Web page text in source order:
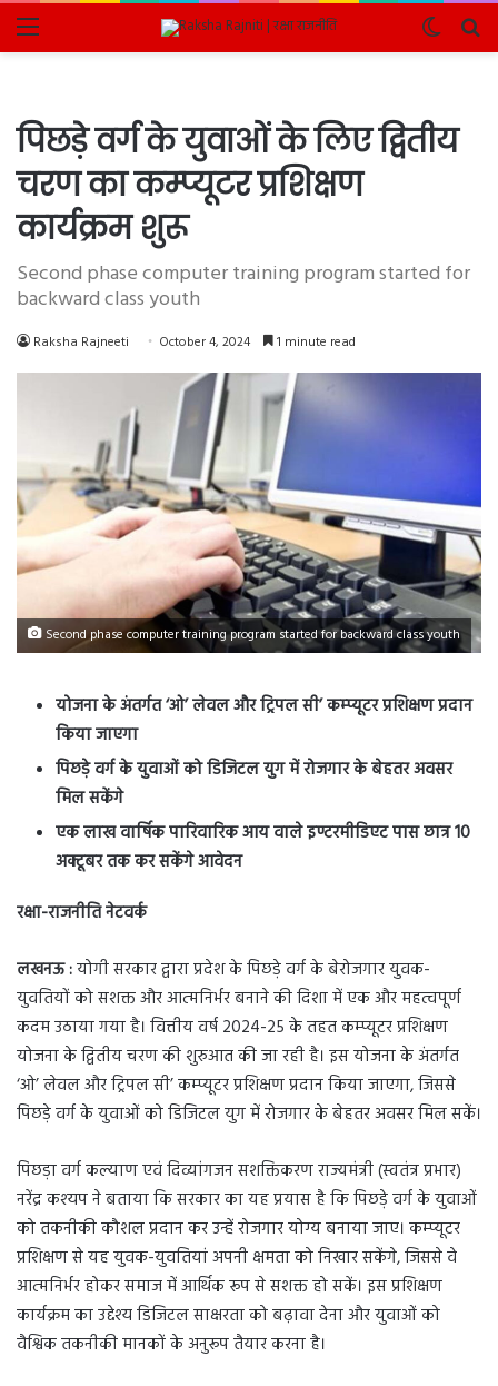
Menu
Switch
skin
पिछड़े वर्ग के युवाओं के लिए द्वितीय
चरण का कम्प्यूटर प्रशिक्षण
कार्यक्रम शुरू
Second phase computer training program started for
backward class youth
Raksha Rajneeti October 4, 2024 1 minute read
Second phase computer training program started for backward class youth
योजना के अंतर्गत ‘ओ’ लेवल और ट्रिपल सी’ कम्प्यूटर प्रशिक्षण प्रदान
किया जाएगा
पिछड़े वर्ग के युवाओं को डिजिटल युग में रोजगार के बेहतर अवसर
मिल सकेंगे
एक लाख वार्षिक पारिवारिक आय वाले इण्टरमीडिएट पास छात्र 10
अक्टूबर तक कर सकेंगे आवेदन
रक्षा-राजनीति नेटवर्क
लखनऊ :योगी सरकार द्वारा प्रदेश के पिछड़े वर्ग के बेरोजगार युवक-
युवतियों को सशक्त और आत्मनिर्भर बनाने की दिशा में एक और महत्वपूर्ण
कदम उठाया गया है। वित्तीय वर्ष 2024-25 के तहत कम्प्यूटर प्रशिक्षण
योजना के द्वितीय चरण की शुरुआत की जा रही है। इस योजना के अंतर्गत
‘ओ’ लेवल और ट्रिपल सी’ कम्प्यूटर प्रशिक्षण प्रदान किया जाएगा, जिससे
पिछड़े वर्ग के युवाओं को डिजिटल युग में रोजगार के बेहतर अवसर मिल सकें।
पिछड़ा वर्ग कल्याण एवं दिव्यांगजन सशक्तिकरण राज्यमंत्री (स्वतंत्र प्रभार)
नरेंद्र कश्यप ने बताया कि सरकार का यह प्रयास है कि पिछड़े वर्ग के युवाओं
को तकनीकी कौशल प्रदान कर उन्हें रोजगार योग्य बनाया जाए। कम्प्यूटर
प्रशिक्षण से यह युवक-युवतियां अपनी क्षमता को निखार सकेंगे, जिससे वे
आत्मनिर्भर होकर समाज में आर्थिक रूप से सशक्त हो सकें। इस प्रशिक्षण
कार्यक्रम का उद्देश्य डिजिटल साक्षरता को बढ़ावा देना और युवाओं को
वैश्विक तकनीकी मानकों के अनुरूप तैयार करना है।